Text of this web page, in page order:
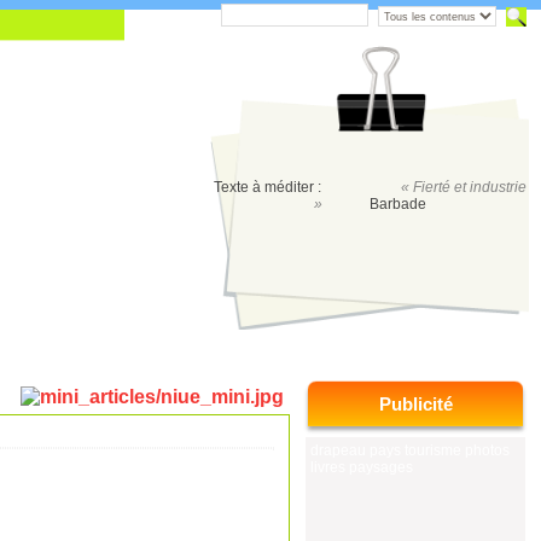
Texte à méditer :
« Fierté et industrie
»
Barbade
Publicité